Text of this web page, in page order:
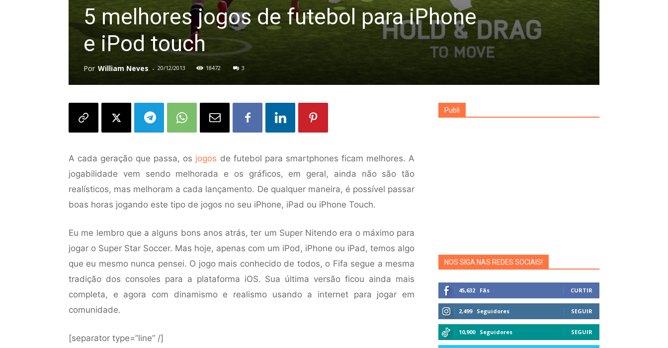
5 melhores jogos de futebol para iPhone
e iPod touch
Por William Neves - 20/12/2013 18472 3
A cada geração que passa, os jogos de futebol para smartphones ficam melhores. A
jogabilidade vem sendo melhorada e os gráficos, em geral, ainda não são tão
realísticos, mas melhoram a cada lançamento. De qualquer maneira, é possível passar
boas horas jogando este tipo de jogos no seu iPhone, iPad ou iPhone Touch.
Eu me lembro que a alguns bons anos atrás, ter um Super Nitendo era o máximo para
jogar o Super Star Soccer. Mas hoje, apenas com um iPod, iPhone ou iPad, temos algo
que eu mesmo nunca pensei. O jogo mais conhecido de todos, o Fifa segue a mesma
tradição dos consoles para a plataforma iOS. Sua última versão ficou ainda mais
completa, e agora com dinamismo e realismo usando a internet para jogar em
comunidade.
[separator type=”line” /]
Publi
NOS SIGA NAS REDES SOCIAIS!
45,632 Fãs CURTIR
2,499 Seguidores SEGUIR
10,900 Seguidores SEGUIR